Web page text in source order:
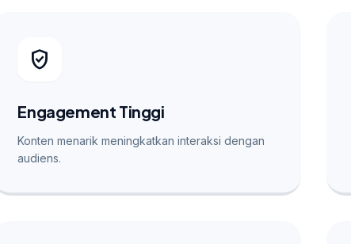
verified_user
Engagement Tinggi
Konten menarik meningkatkan interaksi dengan
audiens.